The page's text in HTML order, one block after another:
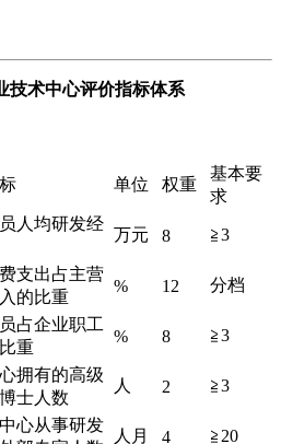
技术中心评价指标体系
单位 权重
基本要
求
人均研发经
万元 8 ≧3
支出占主营
的比重
% 12 分档
占企业职工
重
% 8 ≧3
拥有的高级
士人数
人 2 ≧3
心从事研发
人月 4 ≧20